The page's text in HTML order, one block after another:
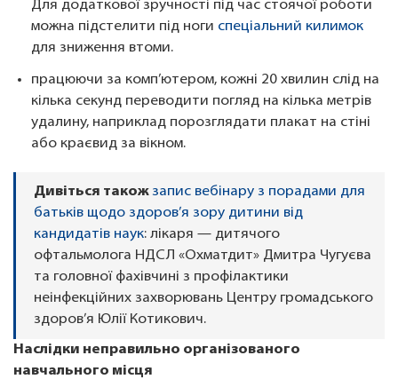
Для додаткової зручності під час стоячої роботи
можна підстелити під ноги спеціальний килимок
для зниження втоми.
працюючи за комп’ютером, кожні 20 хвилин слід на
кілька секунд переводити погляд на кілька метрів
удалину, наприклад порозглядати плакат на стіні
або краєвид за вікном.
Дивіться також запис вебінару з порадами для
батьків щодо здоров’я зору дитини від
кандидатів наук: лікаря — дитячого
офтальмолога НДСЛ «Охматдит» Дмитра Чугуєва
та головної фахівчині з профілактики
неінфекційних захворювань Центру громадського
здоров’я Юлії Котикович.
Наслідки неправильно організованого
навчального місця